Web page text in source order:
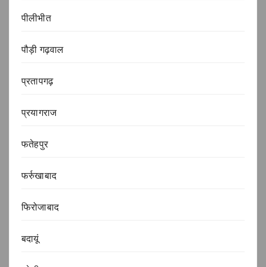
पीलीभीत
पौड़ी गढ़वाल
प्रतापगढ़
प्रयागराज
फतेहपुर
फर्रुखाबाद
फिरोजाबाद
बदायूं